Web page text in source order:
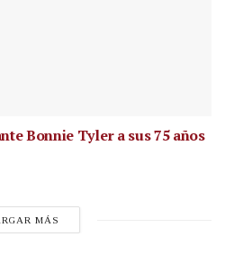
Bonnie Tyler a sus 75 años
MÁS